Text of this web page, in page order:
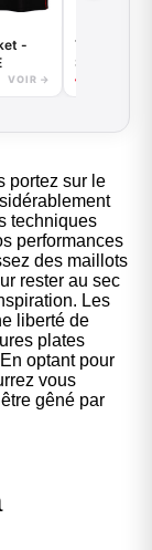
-
VOIR →
Tenue de
Splash -
49,00
portez sur le
techniques
performances
des maillots
rester au sec
Les
liberté de
plates
optant pour
vous
gêné par